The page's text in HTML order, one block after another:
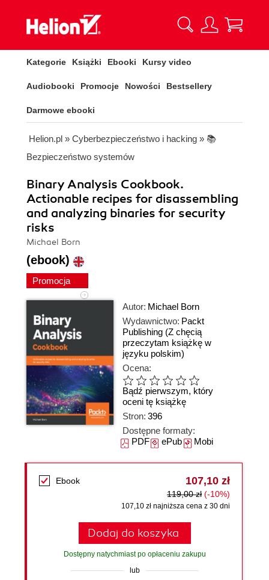
Kategorie Książki Ebooki Kursy video
Audiobooki Promocje Nowości Bestsellery
Darmowe ebooki
Helion.pl » Cyberbezpieczeństwo i hacking » 📚
Bezpieczeństwo systemów
Binary Analysis Cookbook.
Actionable recipes for disassembling
and analyzing binaries for security
risks
Michael Born
(ebook)
Promocja
Autor: Michael Born
Wydawnictwo: Packt
Publishing (Z chęcią
przeczytam książkę w
języku polskim)
Ocena:
Bądź pierwszym, który
oceni tę książkę
Stron: 396
Dostępne formaty:
PDFePubMobi
Ebook 107,10 zł
119,00 zł (-10%)
107,10 zł najniższa cena z 30 dni
Dodaj do koszyka
Dostępny natychmiast po opłaceniu zakupu
lub